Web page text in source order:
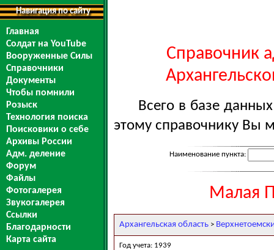
Навигация по сайту
Главная
Солдат на YouTube
Вооруженные Силы
Справочники
Документы
Чтобы помнили
Розыск
Технология поиска
Поисковики о себе
Архивы России
Адм. деление
Форум
Файлы
Фотогалерея
Звукогалерея
Ссылки
Благодарности
Карта сайта
Справочник
Всего в базе
этому справочнику Вы
Наименование пункта:
Малая
Архангельская область >
Год учета: 1939